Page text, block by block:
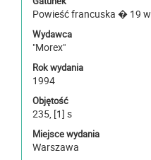
Powieść francuska � 19 w
Wydawca
"Morex"
Rok wydania
1994
Objętość
235, [1] s
Miejsce wydania
Warszawa